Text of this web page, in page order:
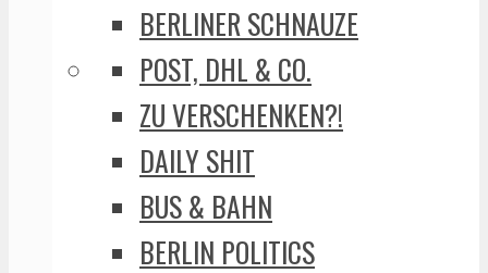
BERLINER SCHNAUZE
POST, DHL & CO.
ZU VERSCHENKEN?!
DAILY SHIT
BUS & BAHN
BERLIN POLITICS